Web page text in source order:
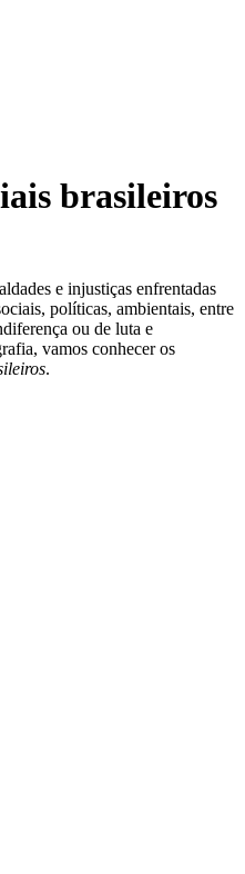
brasileiros
e injustiças enfrentadas
políticas, ambientais, entre
ou de luta e
vamos conhecer os
.